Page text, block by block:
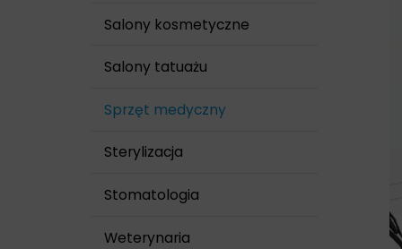
wkładem chłonnym
Foliowe
Lateksowe
pudrowane
Nitrylowe
Sterylne
Salony kosmetyczne
Salony tatuażu
Sprzęt medyczny
Sterylizacja
Stomatologia
Weterynaria